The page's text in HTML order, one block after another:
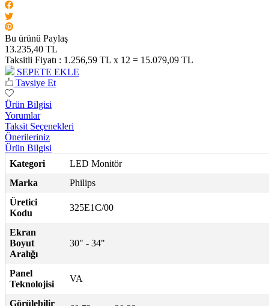
Bu ürünü Paylaş
13.235,40 TL
Taksitli Fiyatı : 1.256,59 TL x 12 = 15.079,09 TL
SEPETE EKLE
Tavsiye Et
Ürün Bilgisi
Yorumlar
Taksit Seçenekleri
Önerileriniz
Ürün Bilgisi
Kategori
LED Monitör
Marka
Philips
Üretici
Kodu
325E1C/00
Ekran
Boyut
Aralığı
30" - 34"
Panel
Teknolojisi
VA
Görülebilir